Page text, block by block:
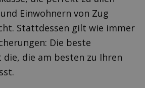
Einwohnern von Zug
Stattdessen gilt wie immer
Die beste
die, die am besten zu Ihren